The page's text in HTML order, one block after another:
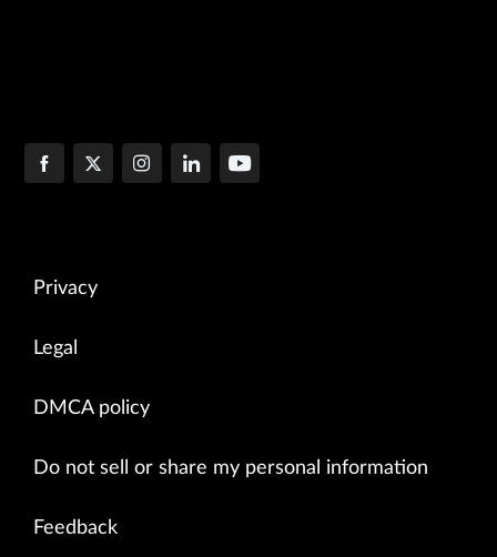
Privacy
Legal
DMCA policy
Do not sell or share my personal information
Feedback